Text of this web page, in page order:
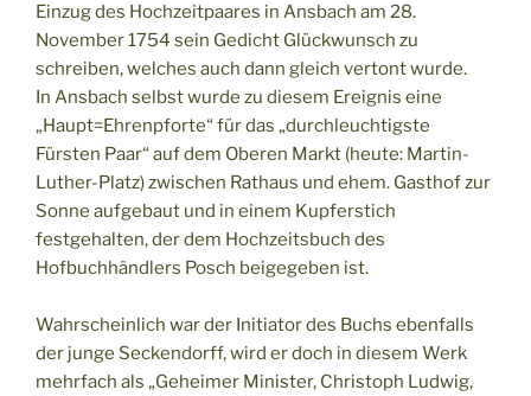
Einzug des Hochzeitpaares in Ansbach am 28.
November 1754 sein Gedicht Glückwunsch zu
schreiben, welches auch dann gleich vertont wurde.
In Ansbach selbst wurde zu diesem Ereignis eine
„Haupt=Ehrenpforte“ für das „durchleuchtigste
Fürsten Paar“ auf dem Oberen Markt (heute: Martin-
Luther-Platz) zwischen Rathaus und ehem. Gasthof zur
Sonne aufgebaut und in einem Kupferstich
festgehalten, der dem Hochzeitsbuch des
Hofbuchhändlers Posch beigegeben ist.
Wahrscheinlich war der Initiator des Buchs ebenfalls
der junge Seckendorff, wird er doch in diesem Werk
mehrfach als „Geheimer Minister, Christoph Ludwig,